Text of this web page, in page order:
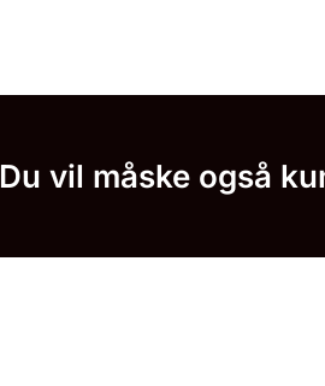
Du vil måske også